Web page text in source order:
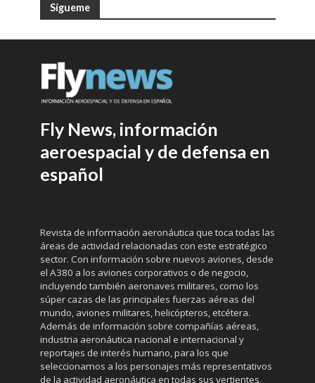
Sígueme
Fly News, información
aeroespacial y de defensa en
español
Revista de información aeronáutica que toca todas las
áreas de actividad relacionadas con este estratégico
sector. Con información sobre nuevos aviones, desde
el A380 a los aviones corporativos o de negocio,
incluyendo también aeronaves militares, como los
súper cazas de las principales fuerzas aéreas del
mundo, aviones militares, helicópteros, etcétera.
Además de información sobre compañías aéreas,
industria aeronáutica nacional e internacional y
reportajes de interés humano, para los que
seleccionamos a los personajes más representativos
de la actividad aeronáutica en todas sus vertientes.